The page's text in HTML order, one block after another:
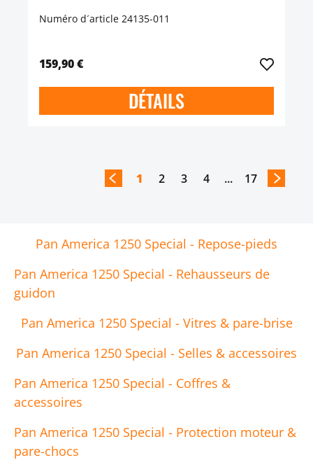
Numéro d´article 24135-011
159,90 €
DÉTAILS
1 2 3 4 ... 17
Pan America 1250 Special - Repose-pieds
Pan America 1250 Special - Rehausseurs de
guidon
Pan America 1250 Special - Vitres & pare-brise
Pan America 1250 Special - Selles & accessoires
Pan America 1250 Special - Coffres &
accessoires
Pan America 1250 Special - Protection moteur &
pare-chocs